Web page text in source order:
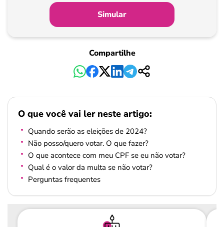
Simular
Compartilhe
O que você vai ler neste artigo:
Quando serão as eleições de 2024?
Não posso/quero votar. O que fazer?
O que acontece com meu CPF se eu não votar?
Qual é o valor da multa se não votar?
Perguntas frequentes